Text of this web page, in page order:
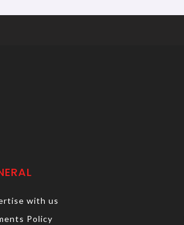
with us
Policy